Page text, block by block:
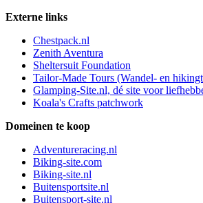
Externe links
Chestpack.nl
Zenith Aventura
Sheltersuit Foundation
Tailor-Made Tours (Wandel- en
Glamping-Site.nl, dé site voor
Koala's Crafts patchwork
Domeinen te koop
Adventureracing.nl
Biking-site.com
Biking-site.nl
Buitensportsite.nl
Buitensport-site.nl